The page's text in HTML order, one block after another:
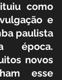
como
e
paulista
época.
novos
esse